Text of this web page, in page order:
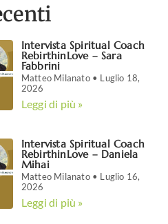
Intervista Spiritual Coach
RebirthinLove – Sara
Fabbrini
Matteo Milanato
Luglio 18,
2026
Leggi di più »
Intervista Spiritual Coach
RebirthinLove – Daniela
Mihai
Matteo Milanato
Luglio 16,
2026
Leggi di più »